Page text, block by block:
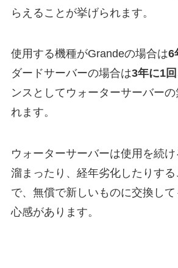
らえることが挙げられます。
使用する機種がGrandeの場合は6
ダードサーバーの場合は3年に1回
ンスとしてウォーターサーバー
れます。
ウォーターサーバーは使用を続
溜まったり、経年劣化したりす
で、無償で新しいものに交換し
心感があります。